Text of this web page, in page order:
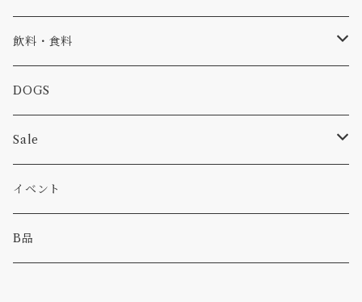
食品
バイク
カー
バッグ
小物
パンツ
パーカー・トレーナー
ステッカー
ピン
飲料・食料
コーヒー
食べ物
DOGS
Sale
カー
キャンプ
イベント
B品